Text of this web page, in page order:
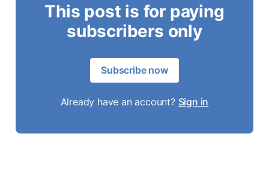
This post is for paying
subscribers only
Subscribe now
Already have an account? Sign in